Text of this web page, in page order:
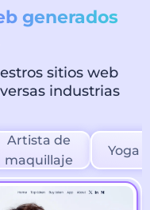
generados
sitios web
industrias
Artista de
maquillaje
Yoga